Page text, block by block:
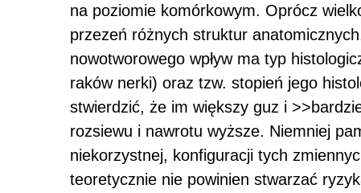
na poziomie komórkowym. Oprócz
przezeń różnych struktur
nowotworowego wpływ ma typ
raków nerki) oraz tzw. stopień jego
stwierdzić, że im większy guz i
rozsiewu i nawrotu wyższe. Niemniej
niekorzystnej, konfiguracji tych
teoretycznie nie powinien stwarzać